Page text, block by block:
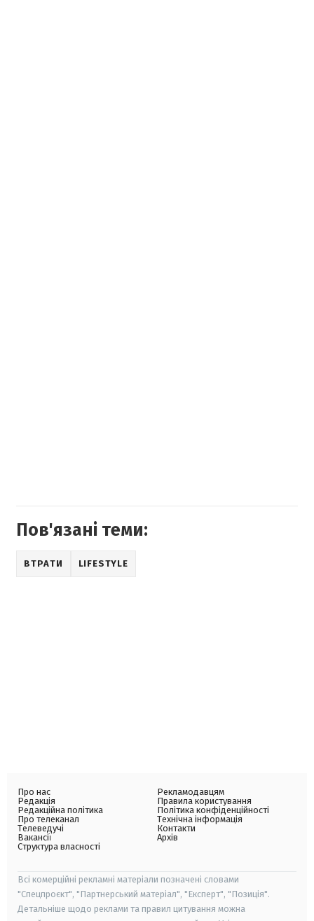
Пов'язані теми:
ВТРАТИ LIFESTYLE
Про нас
Редакція
Редакційна політика
Про телеканал
Телеведучі
Вакансії
Структура власності
Рекламодавцям
Правила користування
Політика конфіденційності
Технічна інформація
Контакти
Архів
Всі комерційні рекламні матеріали позначені словами
"Спецпроєкт", "Партнерський матеріал", "Експерт", "Позиція".
Детальніше щодо реклами та правил цитування можна